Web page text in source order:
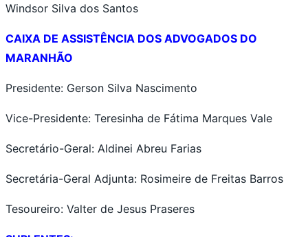
Windsor Silva dos Santos
CAIXA DE ASSISTÊNCIA DOS ADVOGADOS DO
MARANHÃO
Presidente: Gerson Silva Nascimento
Vice-Presidente: Teresinha de Fátima Marques Vale
Secretário-Geral: Aldinei Abreu Farias
Secretária-Geral Adjunta: Rosimeire de Freitas Barros
Tesoureiro: Valter de Jesus Praseres